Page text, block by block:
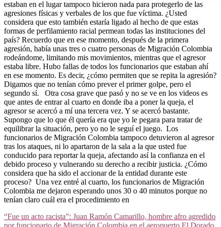
estaban en el lugar tampoco hicieron nada para protegerlo de las
agresiones físicas y verbales de los que fue víctima. ¿Usted
considera que esto también estaría ligado al hecho de que estas
formas de perfilamiento racial permean todas las instituciones del
país? Recuerdo que en ese momento, después de la primera
agresión, había unas tres o cuatro personas de Migración Colombia
rodeándome, limitando mis movimientos, mientras que el agresor
estaba libre. Hubo fallas de todos los funcionarios que estaban ahí
en ese momento. Es decir, ¿cómo permiten que se repita la agresión?
Digamos que no tenían cómo prever el primer golpe, pero el
segundo sí. Otra cosa grave que pasó y no se ve en los videos es
que antes de entrar al cuarto en donde iba a poner la queja, el
agresor se acercó a mí una tercera vez. Y se acercó bastante.
Supongo que lo que él quería era que yo le pegara para tratar de
equilibrar la situación, pero yo no le seguí el juego. Los
funcionarios de Migración Colombia tampoco detuvieron al agresor
tras los ataques, ni lo apartaron de la sala a la que usted fue
conducido para reportar la queja, afectando así la confianza en el
debido proceso y vulnerando su derecho a recibir justicia. ¿Cómo
considera que ha sido el accionar de la entidad durante este
proceso? Una vez entré al cuarto, los funcionarios de Migración
Colombia me dejaron esperando unos 30 o 40 minutos porque no
tenían claro cuál era el procedimiento en
“Fue un acto racista”: Juan Ramón Camarillo, hombre afro agredido
por funcionario de Migración Colombia en el aeropuerto El Dorado